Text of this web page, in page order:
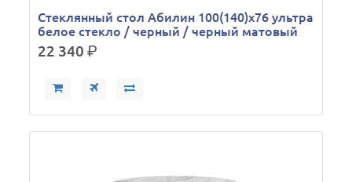
Стеклянный стол Абилин 100(140)х76 ультра
белое стекло / черный / черный матовый
22 340р.